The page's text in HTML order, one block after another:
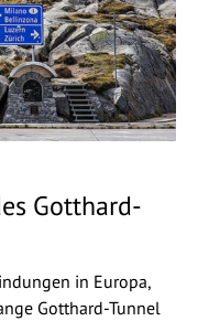
Gotthard-
in Europa,
Gotthard-Tunnel